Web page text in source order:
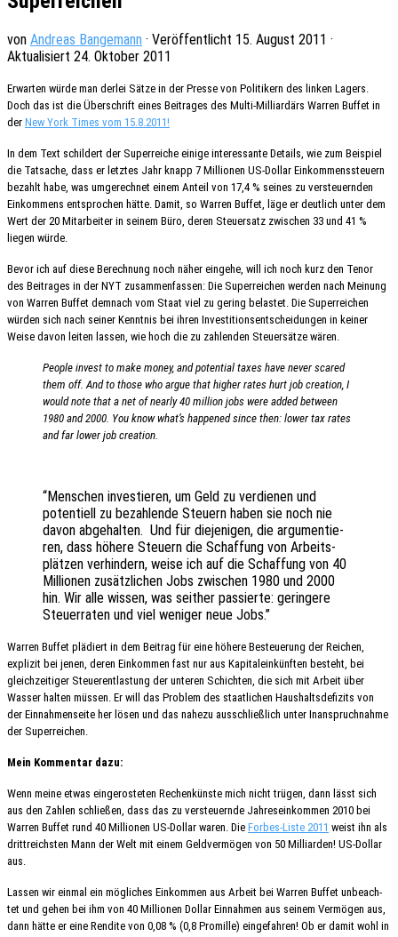
von Andreas Bangemann · Veröffentlicht 15. August 2011 ·
Aktualisiert 24. Oktober 2011
Erwar­ten würde man derlei Sätze in der Presse von Poli­ti­kern des linken Lagers.
Doch das ist die Über­schrift eines Beitra­ges des Multi-Milli­ar­därs Warren Buffet in
der New York Times vom 15.8.2011!
In dem Text schil­dert der Super­rei­che einige inter­es­san­te Details, wie zum Beispiel
die Tatsa­che, dass er letz­tes Jahr knapp 7 Millio­nen US-Dollar Einkom­mens­steu­ern
bezahlt habe, was umge­rech­net einem Anteil von 17,4 % seines zu versteu­ern­den
Einkom­mens entspro­chen hätte. Damit, so Warren Buffet, läge er deut­lich unter dem
Wert der 20 Mitar­bei­ter in seinem Büro, deren Steu­er­satz zwischen 33 und 41 %
liegen würde.
Bevor ich auf diese Berech­nung noch näher einge­he, will ich noch kurz den Tenor
des Beitra­ges in der NYT zusam­men­fas­sen: Die Super­rei­chen werden nach Meinung
von Warren Buffet demnach vom Staat viel zu gering belas­tet. Die Super­rei­chen
würden sich nach seiner Kennt­nis bei ihren Inves­ti­ti­ons­ent­schei­dun­gen in keiner
Weise davon leiten lassen, wie hoch die zu zahlen­den Steu­er­sät­ze wären.
People invest to make money, and poten­ti­al taxes have never scared
them off. And to those who argue that higher rates hurt job crea­ti­on, I
would note that a net of nearly 40 milli­on jobs were added between
1980 and 2000. You know what’s happen­ed since then: lower tax rates
and far lower job creation.
“Menschen inves­tie­ren, um Geld zu verdie­nen und
poten­ti­ell zu bezah­len­de Steu­ern haben sie noch nie
davon abge­hal­ten. Und für dieje­ni­gen, die argu­men­tie­
ren, dass höhere Steu­ern die Schaf­fung von Arbeits­
plät­zen verhin­dern, weise ich auf die Schaf­fung von 40
Millio­nen zusätz­li­chen Jobs zwischen 1980 und 2000
hin. Wir alle wissen, was seit­her passier­te: gerin­ge­re
Steu­er­ra­ten und viel weni­ger neue Jobs.”
Warren Buffet plädiert in dem Beitrag für eine höhere Besteue­rung der Reichen,
expli­zit bei jenen, deren Einkom­men fast nur aus Kapi­tal­ein­künf­ten besteht, bei
gleich­zei­ti­ger Steu­er­ent­las­tung der unte­ren Schich­ten, die sich mit Arbeit über
Wasser halten müssen. Er will das Problem des staat­li­chen Haus­halts­de­fi­zits von
der Einnah­men­sei­te her lösen und das nahezu ausschließ­lich unter Inan­spruch­nah­me
der Superreichen.
Mein Kommen­tar dazu:
Wenn meine etwas einge­ros­te­ten Rechen­küns­te mich nicht trügen, dann lässt sich
aus den Zahlen schlie­ßen, dass das zu versteu­ern­de Jahres­ein­kom­men 2010 bei
Warren Buffet rund 40 Millio­nen US-Dollar waren. Die Forbes-Liste 2011 weist ihn als
dritt­reichs­ten Mann der Welt mit einem Geld­ver­mö­gen von 50 Milli­ar­den! US-Dollar
aus.
Lassen wir einmal ein mögli­ches Einkom­men aus Arbeit bei Warren Buffet unbe­ach­
tet und gehen bei ihm von 40 Millio­nen Dollar Einnah­men aus seinem Vermö­gen aus,
dann hätte er eine Rendi­te von 0,08 % (0,8 Promil­le) einge­fah­ren! Ob er damit wohl in